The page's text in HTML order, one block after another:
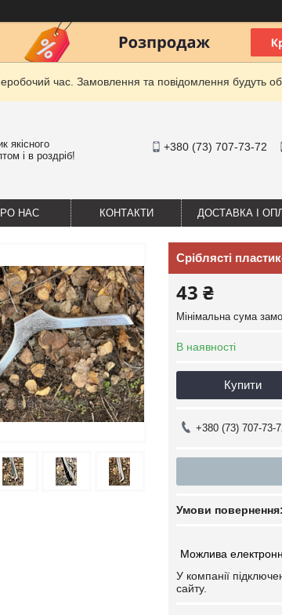
час. Замовлення та повідомлення будуть
якісного
і в роздріб!
+380 (73) 707-73-72
НАС КОНТАКТИ ДОСТАВКА І
Сріблясті
43 ₴
Мінімальна сума
В наявності
Купити
+380 (73) 707-73-
У компанії
сайту.